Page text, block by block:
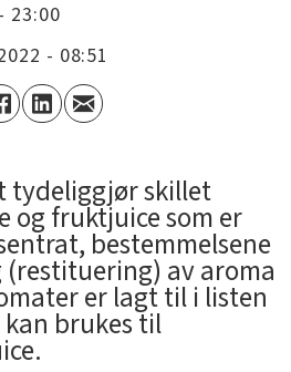
23:00
- 08:51
tydeliggjør skillet
og fruktjuice som er
bestemmelsene
av aroma
er lagt til i listen
brukes til